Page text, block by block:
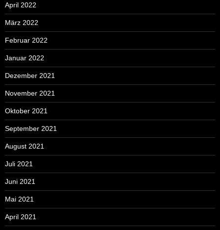
April 2022
März 2022
Februar 2022
Januar 2022
Dezember 2021
November 2021
Oktober 2021
September 2021
August 2021
Juli 2021
Juni 2021
Mai 2021
April 2021